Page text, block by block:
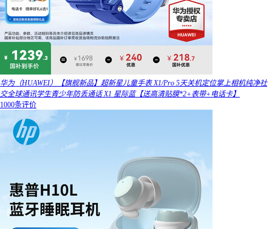
华为（HUAWEI）【旗舰新品】超新星儿童手表 X1/Pro 5天关机定位掌上相机纯净社
交全球通讯学生青少年防丢通话 X1 星际蓝【送高清贴膜*2+表带+电话卡】
1000条评价